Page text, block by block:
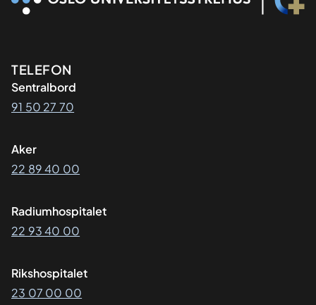
Kontaktinformasjon
TELEFON
Sentralbord
91 50 27 70
Aker
22 89 40 00
Radiumhospitalet
22 93 40 00
Rikshospitalet
23 07 00 00